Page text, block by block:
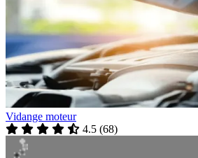
Vidange moteur
4.5 (68)